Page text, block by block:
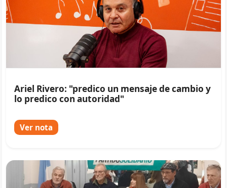
Ariel Rivero: "predico un mensaje de cambio y
lo predico con autoridad"
Ver nota